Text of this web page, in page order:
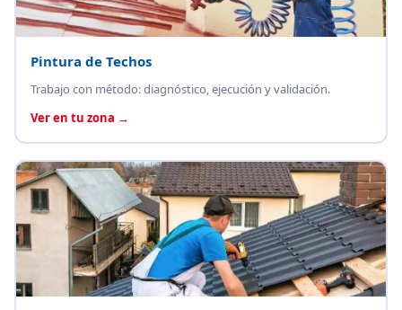
Pintura de Techos
Trabajo con método: diagnóstico, ejecución y validación.
Ver en tu zona →